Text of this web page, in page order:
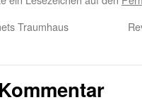
Traumhaus